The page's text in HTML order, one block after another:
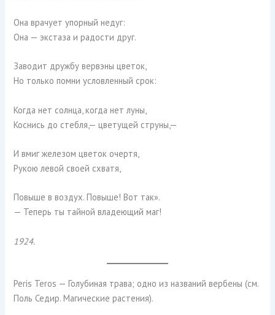
Она врачует упорный недуг:
Она — экстаза и радости друг.
Заводит дружбу вервэны цветок,
Но только помни условленный срок:
Когда нет солнца, когда нет луны,
Коснись до стебля,— цветущей струны,—
И вмиг железом цветок очертя,
Рукою левой своей схватя,
Повыше в воздух. Повыше! Вот так».
— Теперь ты тайной владеющий маг!
1924.
Peris Teros — Голубиная трава; одно из названий вербены (см.
Поль Седир. Магические растения).